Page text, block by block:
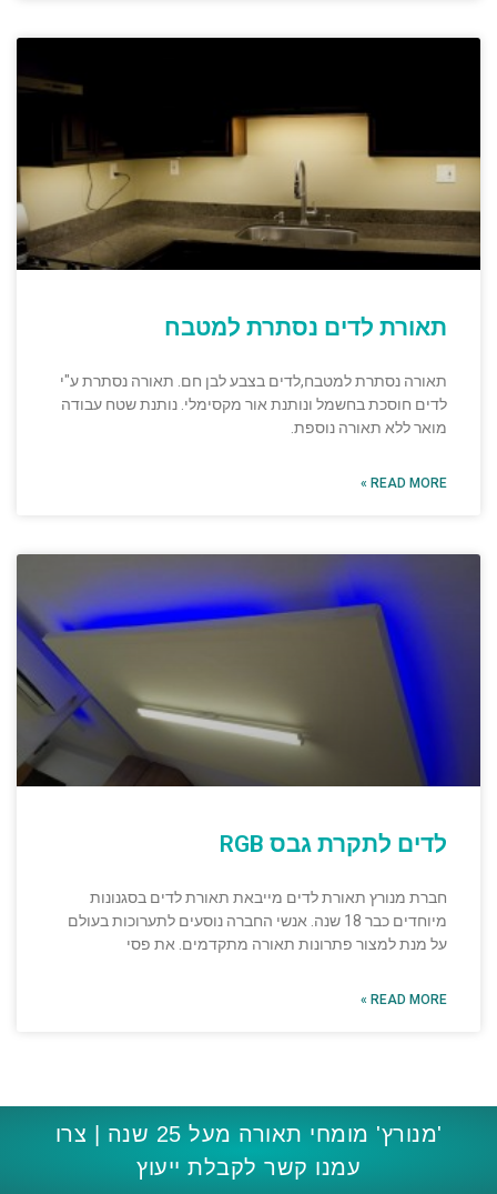
תאורת לדים נסתרת למטבח
תאורה נסתרת למטבח,לדים בצבע לבן חם. תאורה נסתרת ע"י
לדים חוסכת בחשמל ונותנת אור מקסימלי. נותנת שטח עבודה
מואר ללא תאורה נוספת.
READ MORE »
לדים לתקרת גבס RGB
חברת מנורץ תאורת לדים מייבאת תאורת לדים בסגנונות
מיוחדים כבר 18 שנה. אנשי החברה נוסעים לתערוכות בעולם
על מנת למצור פתרונות תאורה מתקדמים. את פסי
READ MORE »
'מנורץ' מומחי תאורה מעל 25 שנה | צרו
עמנו קשר לקבלת ייעוץ